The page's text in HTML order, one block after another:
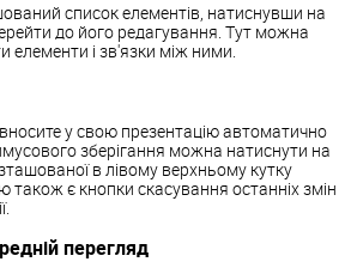
список елементів, натиснувши на
до його редагування. Тут можна
елементи і зв'язки між ними.
у свою презентацію автоматично
зберігання можна натиснути на
в лівому верхньому кутку
також є кнопки скасування останніх змін
перегляд